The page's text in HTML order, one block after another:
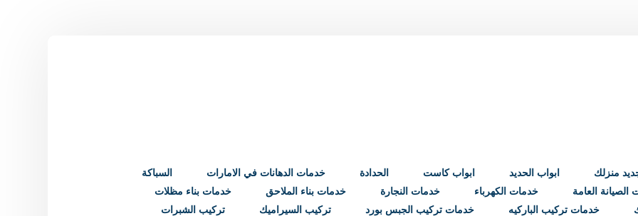
ابواب الحديد ابواب كاست الحدادة خدمات الدهانات في الامارات
السباكة
الصيانة العامة خدمات الكهرباء خدمات النجارة خدمات بناء الملاحق
خدمات بناء مظلات
خدمات تركيب الباركيه خدمات تركيب الجبس بورد تركيب السيراميك
تركيب الشبرات